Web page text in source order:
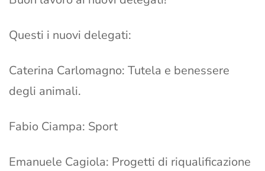
Questi i nuovi delegati:
Caterina Carlomagno: Tutela e benessere
degli animali.
Fabio Ciampa: Sport
Emanuele Cagiola: Progetti di riqualificazione